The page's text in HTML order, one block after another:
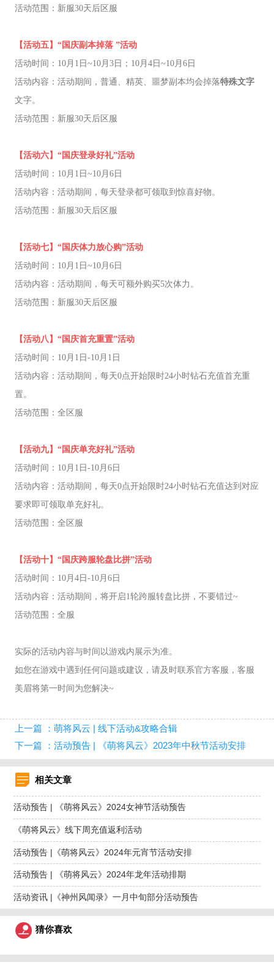
活动范围：新服30天后区服
【活动五】“国庆副本掉落 ”活动
活动时间：10月1日~10月3日；10月4日~10月6日
活动内容：活动期间，普通、精英、噩梦副本均会掉落特殊文字
文字。
活动范围：新服30天后区服
【活动六】“国庆登录好礼”活动
活动时间：10月1日~10月6日
活动内容：活动期间，每天登录都可领取到惊喜好物。
活动范围：新服30天后区服
【活动七】“国庆体力放心购”活动
活动时间：10月1日~10月6日
活动内容：活动期间，每天可额外购买5次体力。
活动范围：新服30天后区服
【活动八】“国庆首充重置”活动
活动时间：10月1日-10月1日
活动内容：活动期间，每天0点开始限时24小时钻石充值首充重
置。
活动范围：全区服
【活动九】“国庆单充好礼”活动
活动时间：10月1日-10月6日
活动内容：活动期间，每天0点开始限时24小时钻石充值达到对应
要求即可领取单充好礼。
活动范围：全区服
【活动十】“国庆跨服轮盘比拼”活动
活动时间：10月4日-10月6日
活动内容：活动期间，将开启1轮跨服转盘比拼，不要错过~
活动范围：全服
实际的活动内容与时间以游戏内展示为准。
如您在游戏中遇到任何问题或建议，请及时联系官方客服，客服
美眉将第一时间为您解决~
上一篇 ：萌将风云 | 线下活动&攻略合辑
下一篇 ：活动预告 | 《萌将风云》2023年中秋节活动安排
相关文章
活动预告 | 《萌将风云》2024女神节活动预告
《萌将风云》线下周充值返利活动
活动预告 |《萌将风云》2024年元宵节活动安排
活动预告 | 《萌将风云》2024年龙年活动排期
活动资讯 |《神州风闻录》一月中旬部分活动预告
猜你喜欢